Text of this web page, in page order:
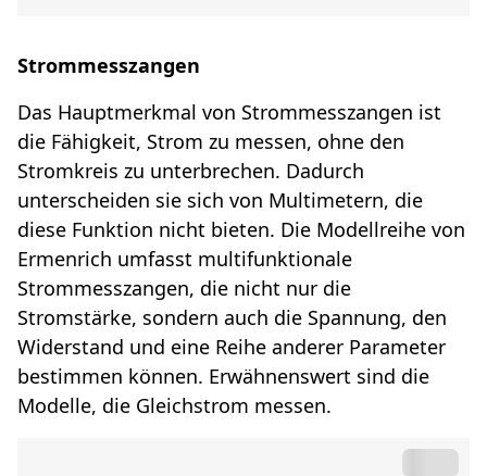
Strommesszangen
Das Hauptmerkmal von Strommesszangen ist
die Fähigkeit, Strom zu messen, ohne den
Stromkreis zu unterbrechen. Dadurch
unterscheiden sie sich von Multimetern, die
diese Funktion nicht bieten. Die Modellreihe von
Ermenrich umfasst multifunktionale
Strommesszangen, die nicht nur die
Stromstärke, sondern auch die Spannung, den
Widerstand und eine Reihe anderer Parameter
bestimmen können. Erwähnenswert sind die
Modelle, die Gleichstrom messen.